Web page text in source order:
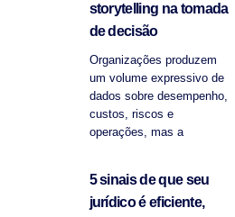
storytelling na tomada
de decisão
Organizações produzem
um volume expressivo de
dados sobre desempenho,
custos, riscos e
operações, mas a
5 sinais de que seu
jurídico é eficiente,